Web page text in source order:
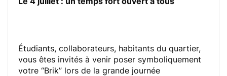
Étudiants, collaborateurs, habitants du quartier,
vous êtes invités à venir poser symboliquement
votre “Brik” lors de la grande journée